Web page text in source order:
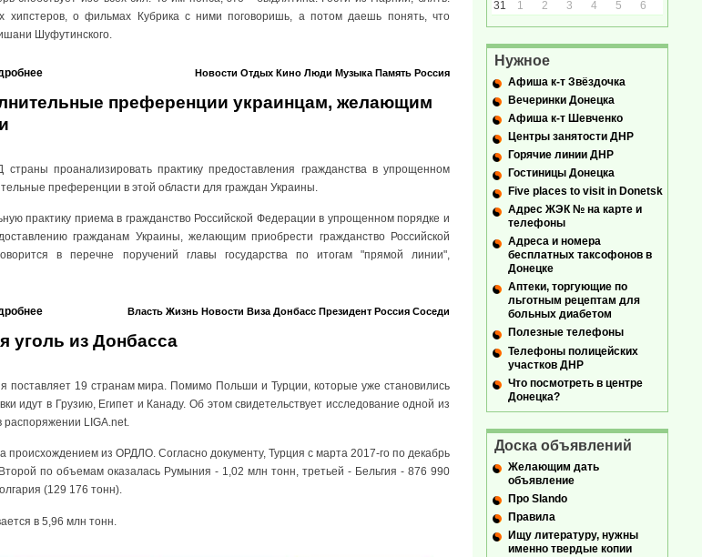
о фильмах Кубрика с ними поговоришь, а потом даешь понять, что
Шуфутинского.
Новости Отдых Кино Люди Музыка Память Россия
преференции украинцам, желающим
проанализировать практику предоставления гражданства в упрощенном
преференции в этой области для граждан Украины.
практику приема в гражданство Российской Федерации в упрощенном порядке и
гражданам Украины, желающим приобрести гражданство Российской
в перечне поручений главы государства по итогам "прямой линии",
Власть Жизнь Новости Виза Донбасс Президент Россия Соседи
уголь из Донбасса
поставляет 19 странам мира. Помимо Польши и Турции, которые уже становились
идут в Грузию, Египет и Канаду. Об этом свидетельствует исследование одной из
распоряжении LIGA.net.
происхождением из ОРДЛО. Согласно документу, Турция с марта 2017-го по декабрь
по объемам оказалась Румыния - 1,02 млн тонн, третьей - Бельгия - 876 990
(129 176 тонн).
в 5,96 млн тонн.
31
1 2 3 4 5 6
Нужное
Афиша к-т Звёздочка
Вечеринки Донецка
Афиша к-т Шевченко
Центры занятости ДНР
Горячие линии ДНР
Гостиницы Донецка
Five places to visit in Donetsk
Адрес ЖЭК № на карте и
телефоны
Адреса и номера
бесплатных таксофонов в
Донецке
Аптеки, торгующие по
льготным рецептам для
больных диабетом
Полезные телефоны
Телефоны полицейских
участков ДНР
Что посмотреть в центре
Донецка?
Доска объявлений
Желающим дать
объявление
Про Slando
Правила
Ищу литературу, нужны
именно твердые копии